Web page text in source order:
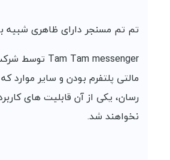
تم تم مسنجر دارای ظاهری شبیه
مالتی پلتفرم بودن و سایر
رسان، یکی از آن قابلیت های
نخواهند شد.